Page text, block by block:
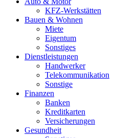
KFZ-Werkstätten
Bauen & Wohnen
Miete
Eigentum
Sonstiges
Dienstleistungen
Handwerker
Telekommunikation
Sonstige
Finanzen
Banken
Kreditkarten
Versicherungen
Gesundheit